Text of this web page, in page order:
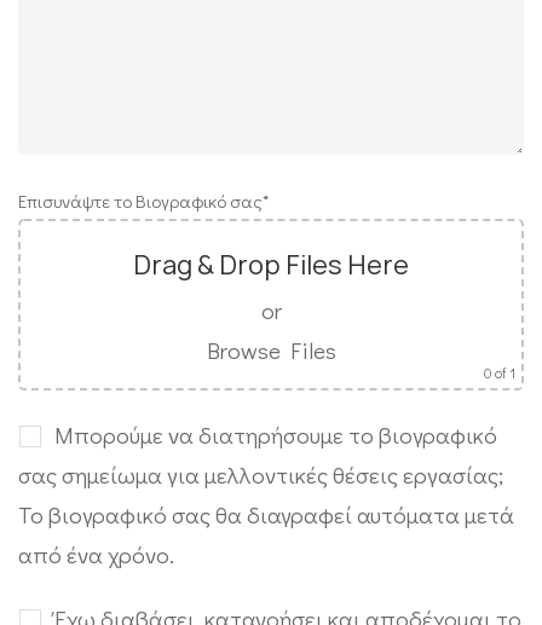
Επισυνάψτε το Βιογραφικό σας*
Drag & Drop Files Here
or
Browse Files
0of 1
Μπορούμε να διατηρήσουμε το βιογραφικό
σας σημείωμα για μελλοντικές θέσεις εργασίας;
Το βιογραφικό σας θα διαγραφεί αυτόματα μετά
από ένα χρόνο.
Έχω διαβάσει, κατανοήσει και αποδέχομαι το